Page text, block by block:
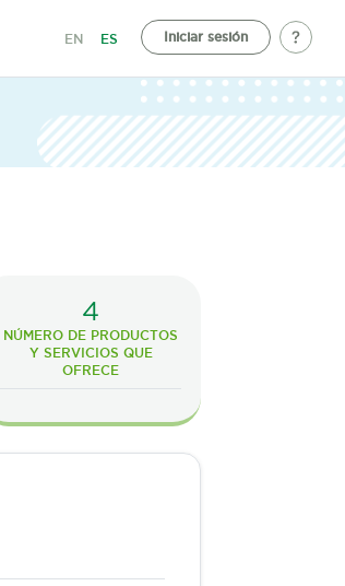
EN ES Iniciar sesión
4
NÚMERO DE PRODUCTOS
Y SERVICIOS QUE
OFRECE